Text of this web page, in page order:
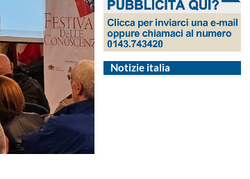
Notizie italia